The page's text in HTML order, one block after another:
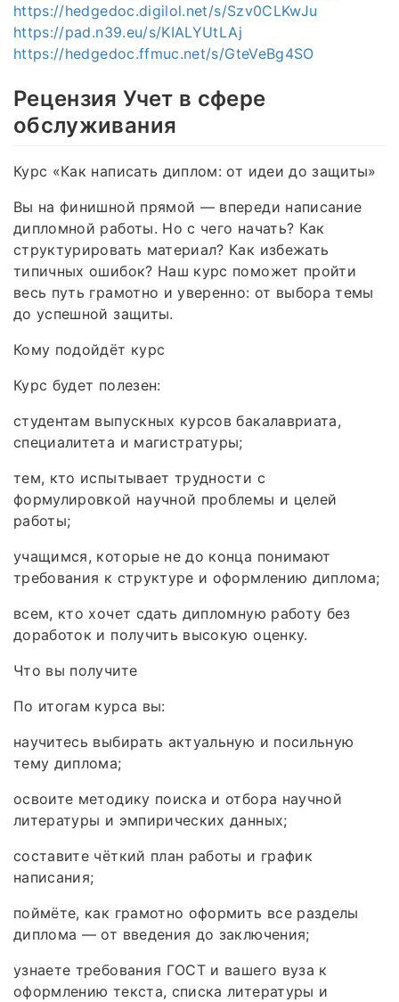
https://hedgedoc.digilol.net/s/Szv0CLKwJu
https://pad.n39.eu/s/KIALYUtLAj
https://hedgedoc.ffmuc.net/s/GteVeBg4SO
Рецензия Учет в сфере
обслуживания
Курс «Как написать диплом: от идеи до защиты»
Вы на финишной прямой — впереди написание
дипломной работы. Но с чего начать? Как
структурировать материал? Как избежать
типичных ошибок? Наш курс поможет пройти
весь путь грамотно и уверенно: от выбора темы
до успешной защиты.
Кому подойдёт курс
Курс будет полезен:
студентам выпускных курсов бакалавриата,
специалитета и магистратуры;
тем, кто испытывает трудности с
формулировкой научной проблемы и целей
работы;
учащимся, которые не до конца понимают
требования к структуре и оформлению диплома;
всем, кто хочет сдать дипломную работу без
доработок и получить высокую оценку.
Что вы получите
По итогам курса вы:
научитесь выбирать актуальную и посильную
тему диплома;
освоите методику поиска и отбора научной
литературы и эмпирических данных;
составите чёткий план работы и график
написания;
поймёте, как грамотно оформить все разделы
диплома — от введения до заключения;
узнаете требования ГОСТ и вашего вуза к
оформлению текста, списка литературы и